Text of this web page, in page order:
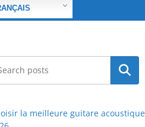
Rechercher
la meilleure guitare